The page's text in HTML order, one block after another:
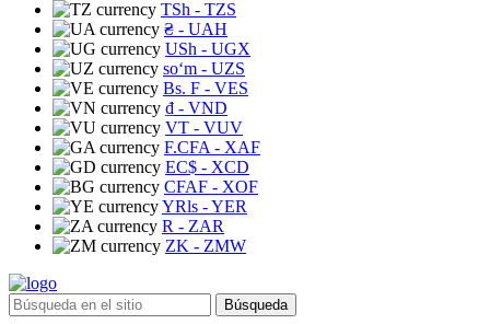
TSh - TZS
₴ - UAH
USh - UGX
soʻm - UZS
Bs. F - VES
₫ - VND
VT - VUV
F.CFA - XAF
EC$ - XCD
CFAF - XOF
YRls - YER
R - ZAR
ZK - ZMW
Búsqueda